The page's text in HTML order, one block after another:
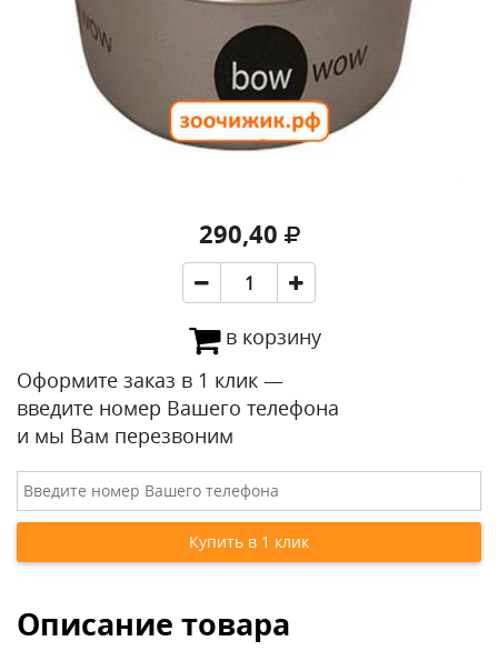
290,40
в корзину
Оформите заказ в 1 клик —
введите номер Вашего телефона
и мы Вам перезвоним
Описание товара